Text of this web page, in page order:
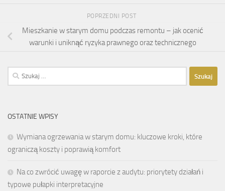
POPRZEDNI POST
Mieszkanie w starym domu podczas remontu – jak ocenić
warunki i uniknąć ryzyka prawnego oraz technicznego
Szukaj:
OSTATNIE WPISY
Wymiana ogrzewania w starym domu: kluczowe kroki, które
ograniczą koszty i poprawią komfort
Na co zwrócić uwagę w raporcie z audytu: priorytety działań i
typowe pułapki interpretacyjne